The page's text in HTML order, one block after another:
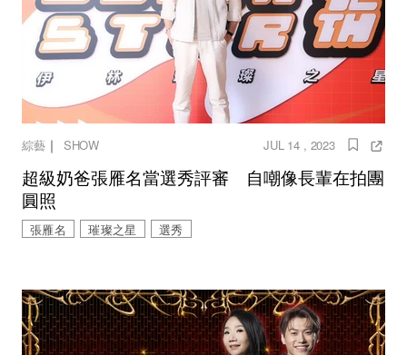
綜藝｜ SHOW JUL 14 , 2023
超級奶爸張雁名當選秀評審 自嘲像長輩在拍團
圓照
張雁名 璀璨之星 選秀